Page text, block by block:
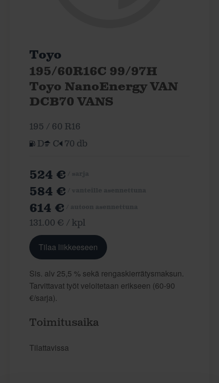
Toyo
195/60R16C 99/97H
Toyo NanoEnergy VAN
DCB70 VANS
195 / 60 R16
D
C 70 db
524 €
584 €
614 €
131.00 € / kpl
Tilaa liikkeeseen
Sis. alv 25,5 % sekä rengaskierrätysmaksun.
Tarvittavat työt veloitetaan erikseen (60-90
€/sarja).
Toimitusaika
Tilattavissa